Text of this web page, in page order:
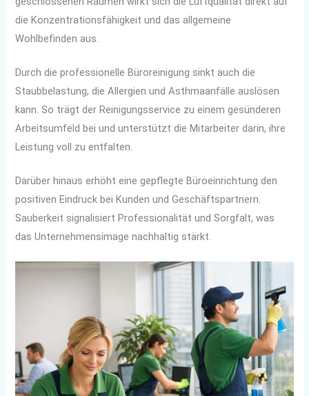
die Konzentrationsfähigkeit und das allgemeine
Wohlbefinden aus.
Durch die professionelle Büroreinigung sinkt auch die
Staubbelastung, die Allergien und Asthmaanfälle auslösen
kann. So trägt der Reinigungsservice zu einem gesünderen
Arbeitsumfeld bei und unterstützt die Mitarbeiter darin, ihre
Leistung voll zu entfalten.
Darüber hinaus erhöht eine gepflegte Büroeinrichtung den
positiven Eindruck bei Kunden und Geschäftspartnern.
Sauberkeit signalisiert Professionalität und Sorgfalt, was
das Unternehmensimage nachhaltig stärkt.